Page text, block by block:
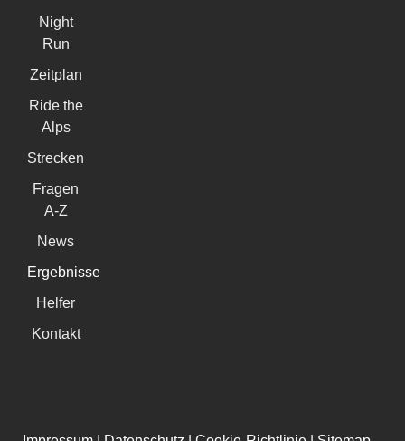
Night
Run
Zeitplan
Ride the
Alps
Strecken
Fragen
A-Z
News
Ergebnisse
Helfer
Kontakt